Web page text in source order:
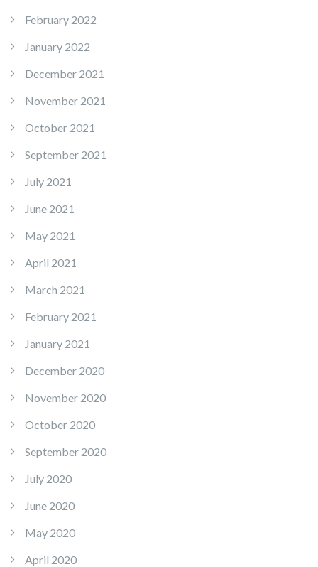
February 2022
January 2022
December 2021
November 2021
October 2021
September 2021
July 2021
June 2021
May 2021
April 2021
March 2021
February 2021
January 2021
December 2020
November 2020
October 2020
September 2020
July 2020
June 2020
May 2020
April 2020